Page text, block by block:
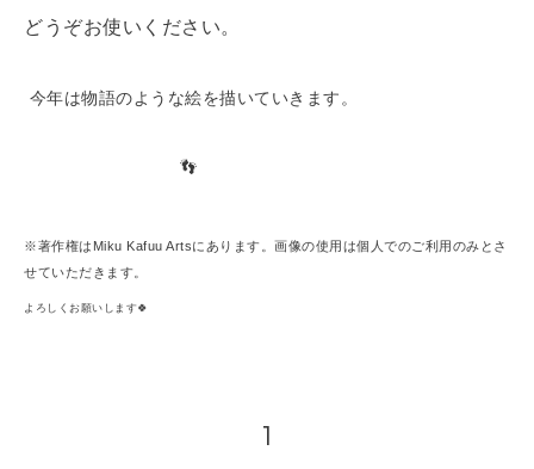
どうぞお使いください。
今年は物語のような絵を描いていきます。
👣
※著作権はMiku Kafuu Artsにあります。画像の使用は個人でのご利用のみとさ
せていただきます。
よろしくお願いします🍀
1